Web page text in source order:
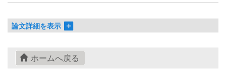
論文詳細を表示
ホームへ戻る